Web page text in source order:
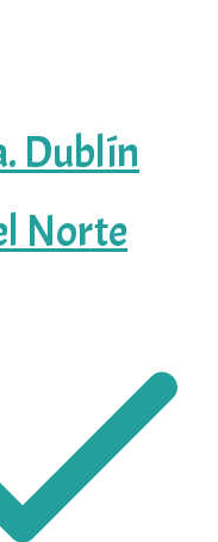
Dublín
Norte